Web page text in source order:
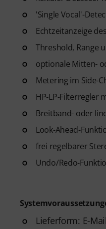
'Single Vocal'-
Echtzeitanzeige
Threshold, Range
optionale Mitten-
Metering im Side-
HP-LP-Filterregler
Breitband- oder
Look-Ahead-
frei regelbarer
Undo/Redo-
Lieferform: E-Mail